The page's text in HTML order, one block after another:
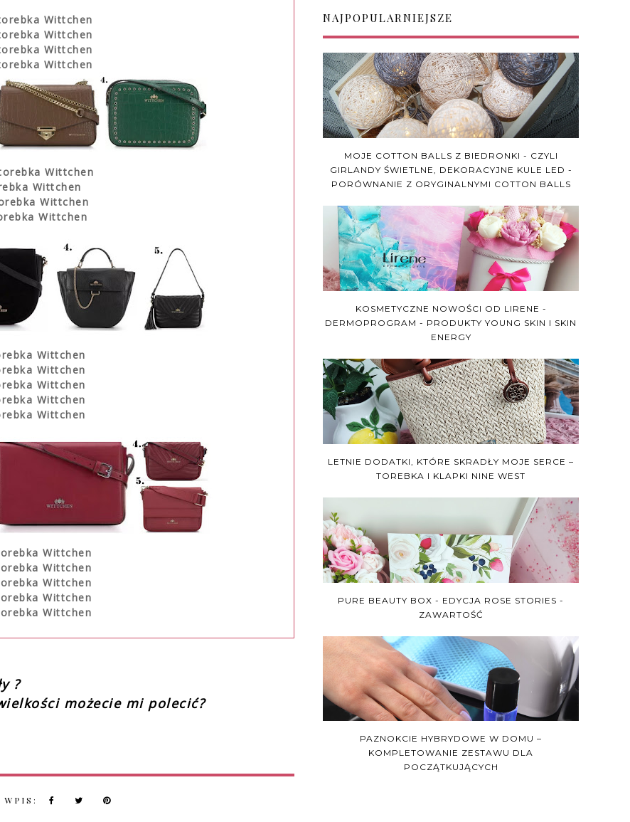
Wittchen
Wittchen
Wittchen
Wittchen
Wittchen
Wittchen
Wittchen
Wittchen
Wittchen
Wittchen
Wittchen
Wittchen
Wittchen
Wittchen
Wittchen
Wittchen
Wittchen
Wittchen
?
możecie mi polecić?
WPIS:
NAJPOPULARNIEJSZE
MOJE COTTON BALLS Z BIEDRONKI - CZYLI
GIRLANDY ŚWIETLNE, DEKORACYJNE KULE LED -
PORÓWNANIE Z ORYGINALNYMI COTTON BALLS
KOSMETYCZNE NOWOŚCI OD LIRENE -
DERMOPROGRAM - PRODUKTY YOUNG SKIN I SKIN
ENERGY
LETNIE DODATKI, KTÓRE SKRADŁY MOJE SERCE –
TOREBKA I KLAPKI NINE WEST
PURE BEAUTY BOX - EDYCJA ROSE STORIES -
ZAWARTOŚĆ
PAZNOKCIE HYBRYDOWE W DOMU –
KOMPLETOWANIE ZESTAWU DLA
POCZĄTKUJĄCYCH